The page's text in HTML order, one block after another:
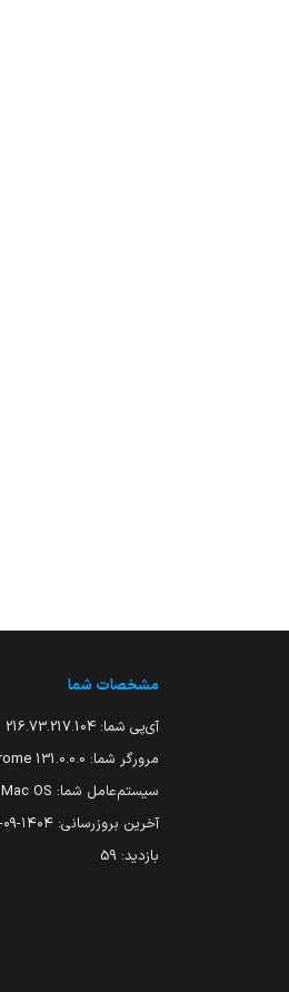
مشخصات شما
آی‌پی شما: 216.73.217.104
مرورگر شما: 131.0.0.0 Chrome
سیستم‌عامل شما: Mac OS
آخرین بروزرسانی: ۱۴۰۴-۰۹-۱۹
بازدید: 59